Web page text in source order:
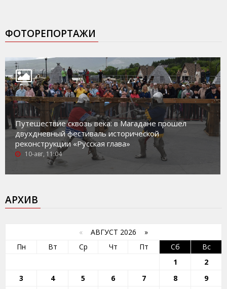
ФОТОРЕПОРТАЖИ
Путешествие сквозь века: в Магадане прошел
двухдневный фестиваль исторической
реконструкции «Русская глава»
10-авг, 11:04
АРХИВ
« АВГУСТ 2026 »
Пн
Вт Ср Чт Пт Сб
Вс
1
2
3
4 5 6 7 8
9